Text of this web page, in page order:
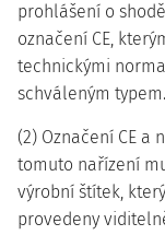
prohlášení o
označení CE,
technickými
schváleným typem.
(2) Označení CE a
tomuto nařízení
výrobní štítek,
provedeny